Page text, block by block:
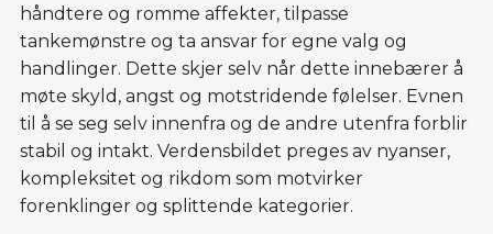
håndtere og romme affekter, tilpasse
tankemønstre og ta ansvar for egne valg og
handlinger. Dette skjer selv når dette innebærer å
møte skyld, angst og motstridende følelser. Evnen
til å se seg selv innenfra og de andre utenfra forblir
stabil og intakt. Verdensbildet preges av nyanser,
kompleksitet og rikdom som motvirker
forenklinger og splittende kategorier.